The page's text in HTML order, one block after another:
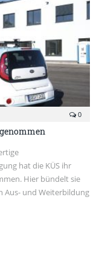
0
hat die KÜS ihr
Hier bündelt sie
Aus- und Weiterbildung